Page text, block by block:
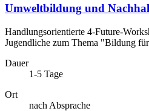
Umweltbildung und
Handlungsorientierte 4-Future-
Jugendliche zum Thema "Bildung
Dauer
1-5 Tage
Ort
nach Absprache